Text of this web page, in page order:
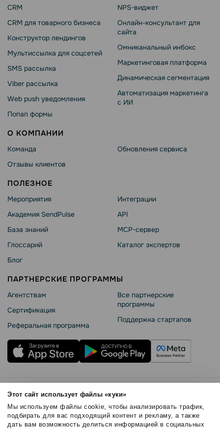
Этот сайт использует файлы «куки»
Мы используем файлы cookie, чтобы анализировать трафик,
подбирать для вас подходящий контент и рекламу, а также
дать вам возможность делиться информацией в социальных
CRM
CRM для товарного бизнеса
Конструктор лендингов
Мультиссылка для соцсетей
SMS рассылка
Viber рассылка
Web push уведомления
Попап формы
NPS-виджет
Онлайн-консультант для
сайта
Омниканальный инбокс
Маркетинговая платформа
Динамическая сегментация
Автоматизация маркетинга
с ИИ
О КОМПАНИИ
Команда
Отзывы клиентов
Обновления сервиса
ПОЛЕЗНОЕ
Мероприятия
Академия SendPulse
База знаний
Глоссарий
Блог
Интеграции
API
MCP-сервер
Каталог экспертов
ПАРТНЕРСКИЕ ПРОГРАММЫ
Агентствам
Сертификация
Реферальная программа
Все партнерские
программы
Поддержка стартапов
Правила использования
Безопасность SendPulse
Политика конфиденциальности
Политика Cookies